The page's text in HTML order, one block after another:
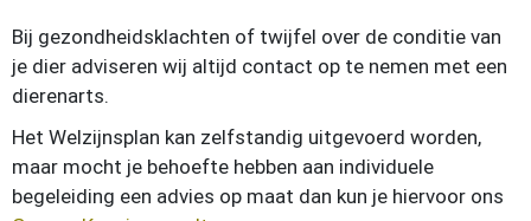
Bij gezondheidsklachten of twijfel over de conditie van
je dier adviseren wij altijd contact op te nemen met een
dierenarts.
Het Welzijnsplan kan zelfstandig uitgevoerd worden,
maar mocht je behoefte hebben aan individuele
begeleiding een advies op maat dan kun je hiervoor ons